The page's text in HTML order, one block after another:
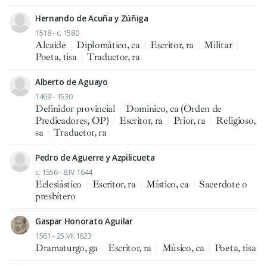
Hernando de Acuña y Zúñiga
1518 - c. 1580
Alcaide Diplomático, ca Escritor, ra Militar
Poeta, tisa
Traductor, ra
Alberto de Aguayo
1469 - 1530
Definidor provincial
Dominico, ca (Orden de
Predicadores, OP)
Escritor, ra Prior, ra
Religioso,
sa
Traductor, ra
Pedro de Aguerre y Azpilicueta
c. 1556 - 8.IV.1644
Eclesiástico Escritor, ra Místico, ca
Sacerdote o
presbítero
Gaspar Honorato Aguilar
1561 - 25.VII.1623
Dramaturgo, ga Escritor, ra Músico, ca Poeta, tisa